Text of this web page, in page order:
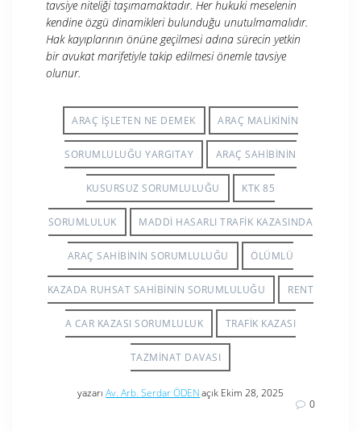
tavsiye niteliği taşımamaktadır. Her hukuki meselenin
kendine özgü dinamikleri bulunduğu unutulmamalıdır.
Hak kayıplarının önüne geçilmesi adına sürecin yetkin
bir avukat marifetiyle takip edilmesi önemle tavsiye
olunur.
ARAÇ IŞLETEN NE DEMEK ARAÇ MALIKININ
SORUMLULUĞU YARGITAY ARAÇ SAHIBININ
KUSURSUZ SORUMLULUĞU KTK 85
SORUMLULUK MADDI HASARLI TRAFIK KAZASINDA
ARAÇ SAHIBININ SORUMLULUĞU ÖLÜMLÜ
KAZADA RUHSAT SAHIBININ SORUMLULUĞU RENT
A CAR KAZASI SORUMLULUK TRAFIK KAZASI
TAZMINAT DAVASI
yazarıAv. Arb. Serdar ÖDENaçık Ekim 28, 2025
0